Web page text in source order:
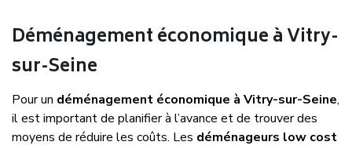
Déménagement économique à Vitry-
sur-Seine
Pour un déménagement économique à Vitry-sur-Seine,
il est important de planifier à l’avance et de trouver des
moyens de réduire les coûts. Les déménageurs low cost